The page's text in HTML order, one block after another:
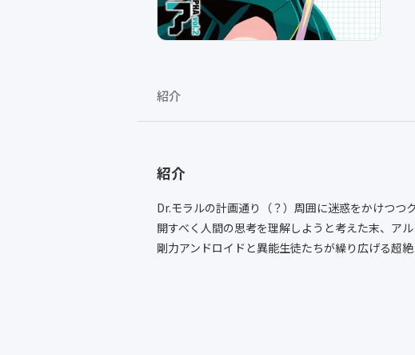
紹介
紹介
Dr.モラルの計画通り（？）周囲に迷惑をかけつ
開すべく人間の思考を理解しようと考えた末、ア
剛力アンドロイドと異能生徒たちが繰り広げる超